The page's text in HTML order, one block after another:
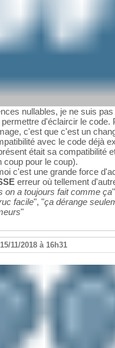
nullables, je ne suis
d'éclaircir le code.
c'est que c'est un
avec le code déjà
était sa compatibilité
coup pour le coup).
c'est une grande force
erreur où tellement
on a toujours fait comme ça
facile", "ça dérange
"
11/2018 à 16h31